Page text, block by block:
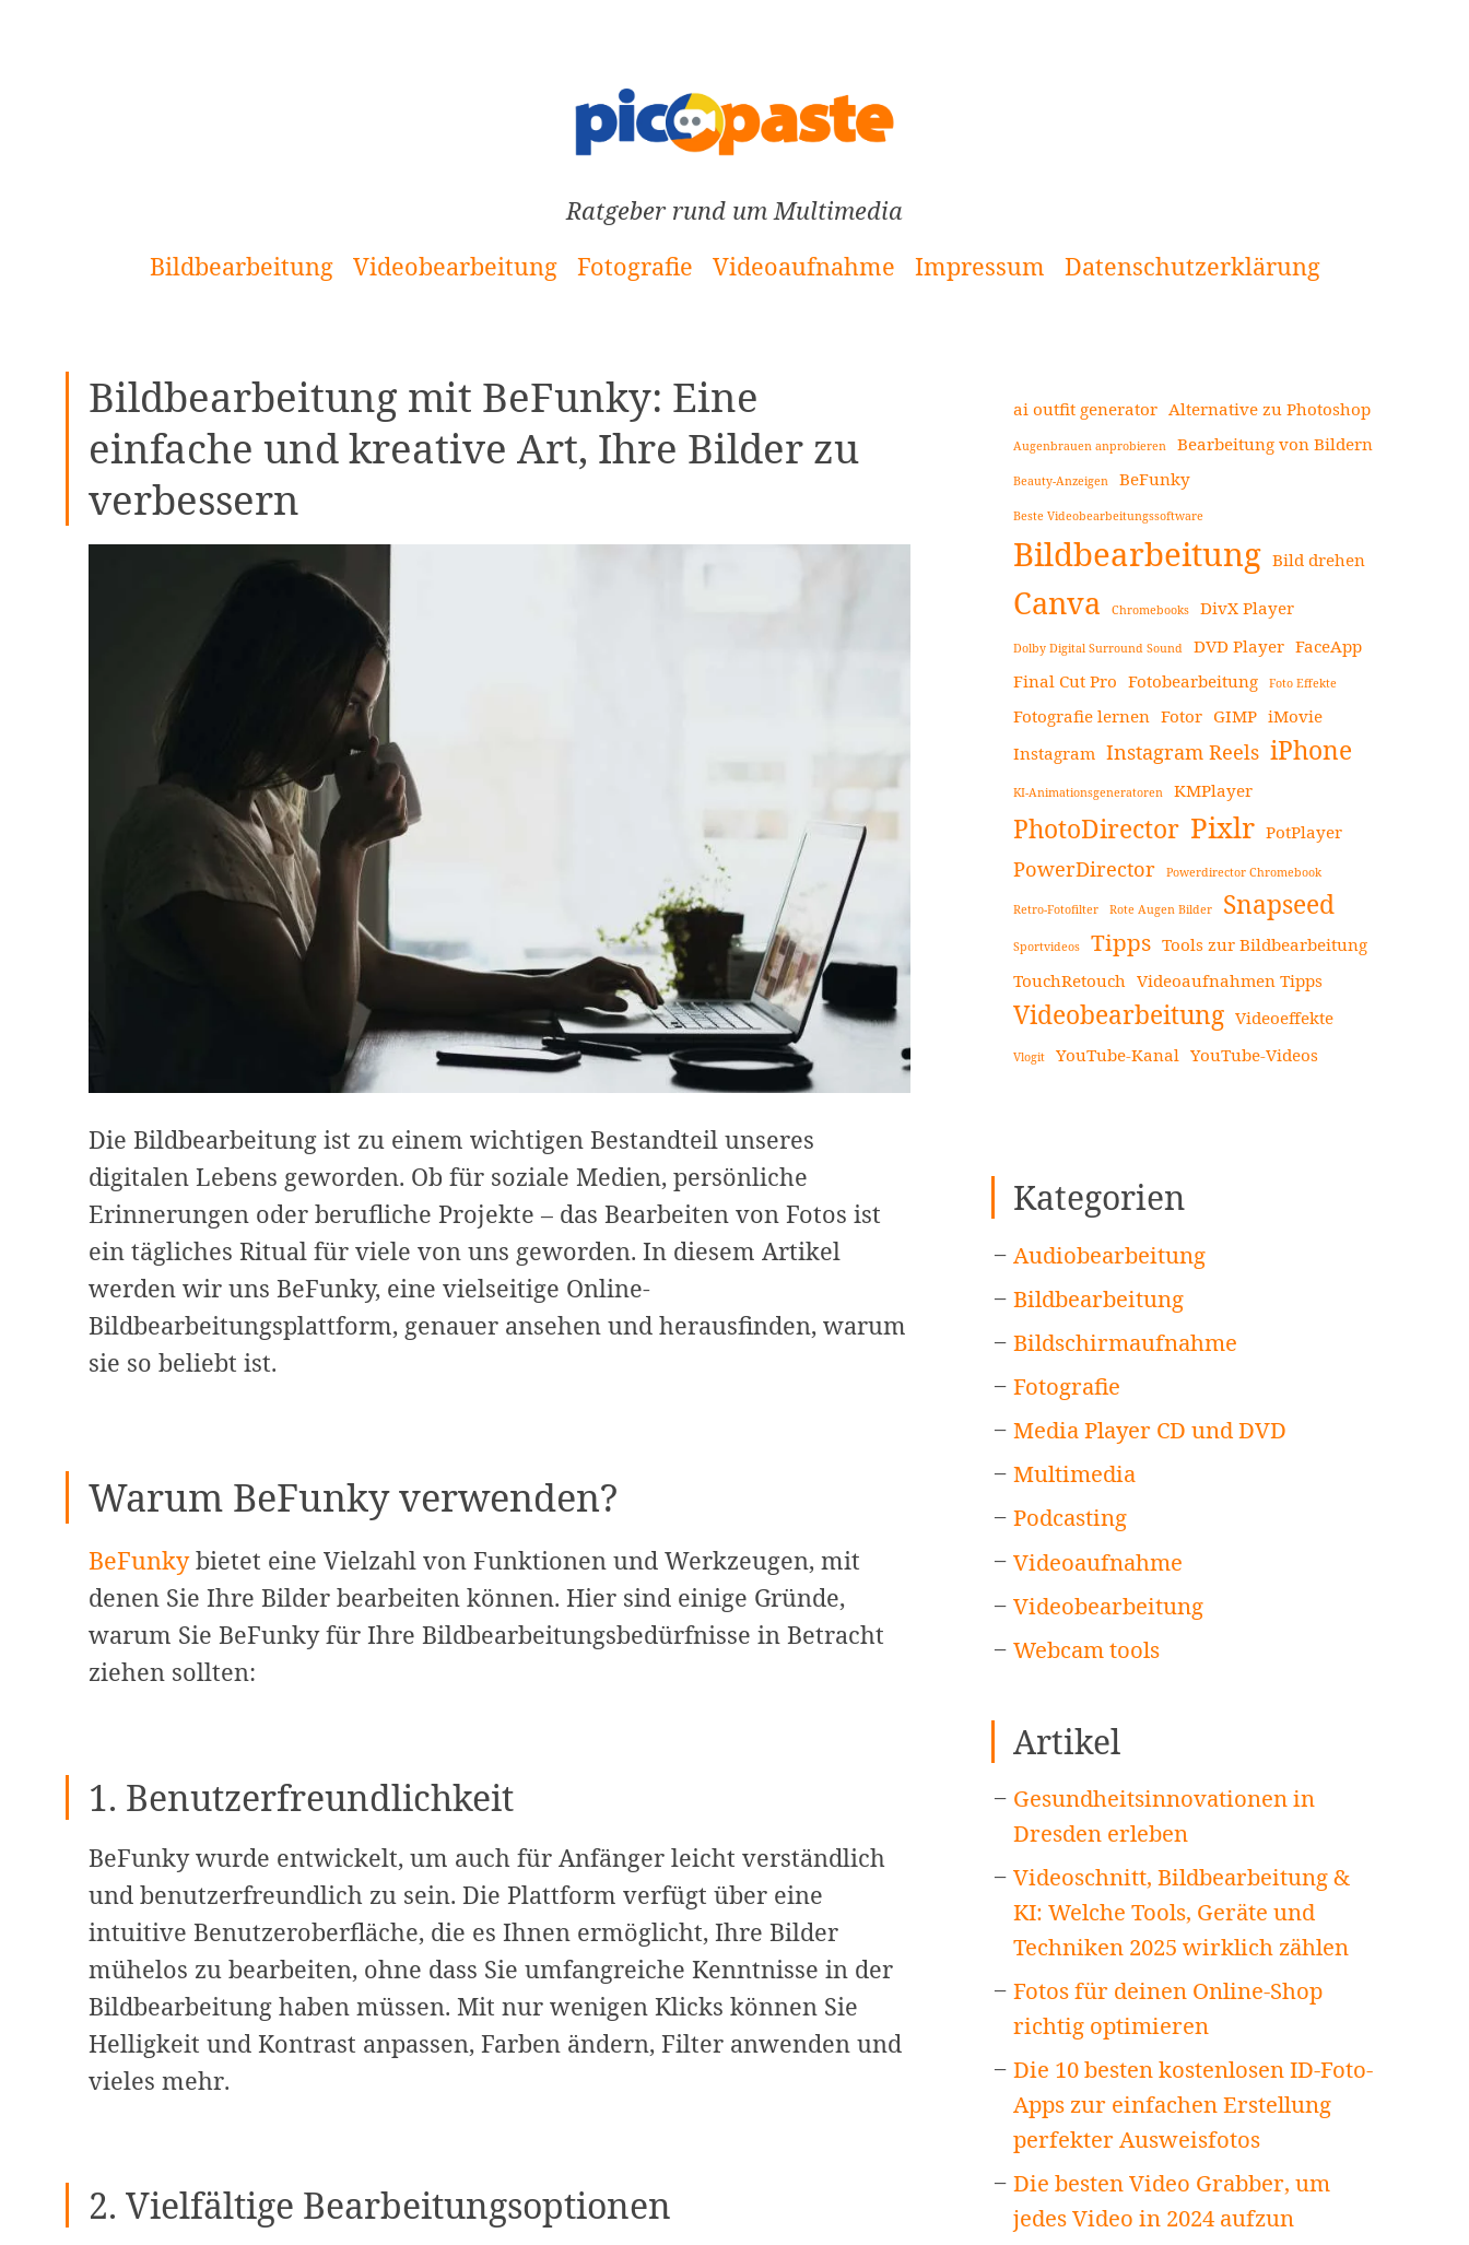
Ratgeber rund um Multimedia
Bildbearbeitung
Videobearbeitung Fotografie Videoaufnahme Impressum Datenschutzerklärung
Bildbearbeitung mit BeFunky: Eine
einfache und kreative Art, Ihre Bilder zu
verbessern
Die Bildbearbeitung ist zu einem wichtigen Bestandteil unseres
digitalen Lebens geworden. Ob für soziale Medien, persönliche
Erinnerungen oder berufliche Projekte – das Bearbeiten von Fotos ist
ein tägliches Ritual für viele von uns geworden. In diesem Artikel
werden wir uns BeFunky, eine vielseitige Online-
Bildbearbeitungsplattform, genauer ansehen und herausfinden, warum
sie so beliebt ist.
Warum BeFunky verwenden?
BeFunkybietet eine Vielzahl von Funktionen und Werkzeugen, mit
denen Sie Ihre Bilder bearbeiten können. Hier sind einige Gründe,
warum Sie BeFunky für Ihre Bildbearbeitungsbedürfnisse in Betracht
ziehen sollten:
1. Benutzerfreundlichkeit
BeFunky wurde entwickelt, um auch für Anfänger leicht verständlich
und benutzerfreundlich zu sein. Die Plattform verfügt über eine
intuitive Benutzeroberfläche, die es Ihnen ermöglicht, Ihre Bilder
mühelos zu bearbeiten, ohne dass Sie umfangreiche Kenntnisse in der
Bildbearbeitung haben müssen. Mit nur wenigen Klicks können Sie
Helligkeit und Kontrast anpassen, Farben ändern, Filter anwenden und
vieles mehr.
2. Vielfältige Bearbeitungsoptionen
Seitenleiste
ai outfit generator Alternative zu Photoshop
Augenbrauen anprobieren Bearbeitung von Bildern
Beauty-Anzeigen BeFunky
Beste Videobearbeitungssoftware
Bildbearbeitung Bild drehen
Canva Chromebooks DivX Player
Dolby Digital Surround Sound DVD Player FaceApp
Final Cut Pro Fotobearbeitung Foto Effekte
Fotografie lernen Fotor GIMP iMovie
Instagram Instagram Reels iPhone
KI-Animationsgeneratoren KMPlayer
PhotoDirector Pixlr PotPlayer
PowerDirector Powerdirector Chromebook
Retro-Fotofilter Rote Augen Bilder Snapseed
Sportvideos Tipps Tools zur Bildbearbeitung
TouchRetouch
Videoaufnahmen Tipps
Videobearbeitung Videoeffekte
Vlogit YouTube-Kanal YouTube-Videos
Kategorien
Audiobearbeitung
Bildbearbeitung
Bildschirmaufnahme
Fotografie
Media Player CD und DVD
Multimedia
Podcasting
Videoaufnahme
Videobearbeitung
Webcam tools
Artikel
Gesundheitsinnovationen in
Dresden erleben
Videoschnitt, Bildbearbeitung &
KI: Welche Tools, Geräte und
Techniken 2025 wirklich zählen
Fotos für deinen Online-Shop
richtig optimieren
Die 10 besten kostenlosen ID-Foto-
Apps zur einfachen Erstellung
perfekter Ausweisfotos
Die besten Video Grabber, um
jedes Video in 2024 aufzun